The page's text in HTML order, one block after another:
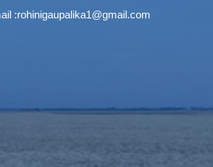
:rohinigaupalika1@gmail.com